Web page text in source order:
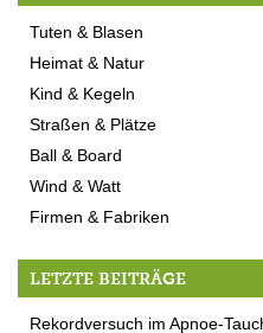
Tuten & Blasen
Heimat & Natur
Kind & Kegeln
Straßen & Plätze
Ball & Board
Wind & Watt
Firmen & Fabriken
LETZTE BEITRÄGE
Rekordversuch im Apnoe-